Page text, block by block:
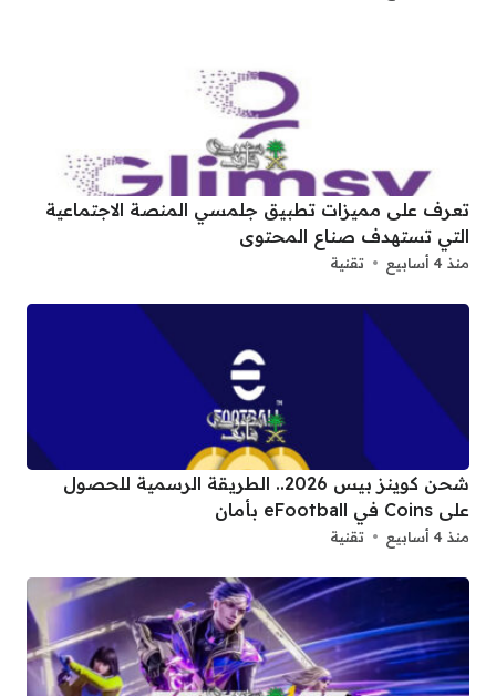
تعرف على مميزات تطبيق جلمسي المنصة الاجتماعية
التي تستهدف صناع المحتوى
منذ 4 أسابيع تقنية
شحن كوينز بيس 2026.. الطريقة الرسمية للحصول
على Coins في eFootball بأمان
منذ 4 أسابيع تقنية